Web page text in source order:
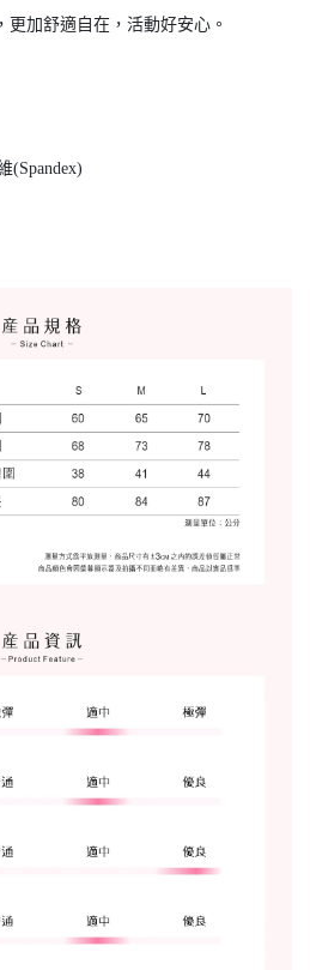
加舒適自在，活動好安心。
(Spandex)